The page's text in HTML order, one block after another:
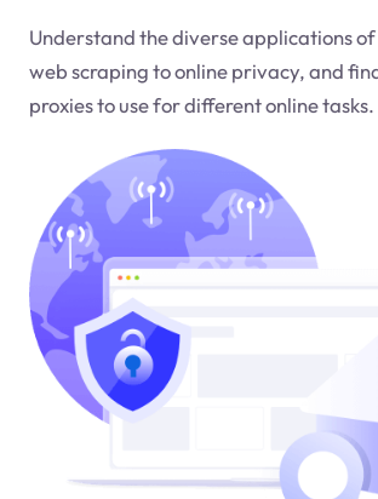
Understand the diverse applications
web scraping to online privacy, and
proxies to use for different online tasks.